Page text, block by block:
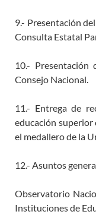
9.- Presentación
Consulta Estatal
10.- Presentación
Consejo Nacional.
11.- Entrega de
educación superior
el medallero de la
12.- Asuntos
Observatorio
Instituciones de